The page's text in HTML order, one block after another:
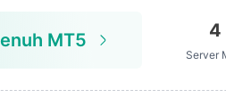
MT5 4
Server